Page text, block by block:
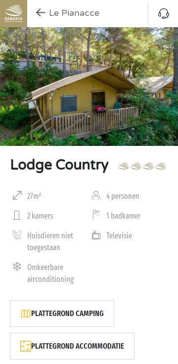
Le Pianacce
Lodge Country
27m² 4 personen
2 kamers 1 badkamer
Huisdieren niet
toegestaan
Televisie
Omkeerbare
airconditioning
PLATTEGROND CAMPING
PLATTEGROND ACCOMMODATIE